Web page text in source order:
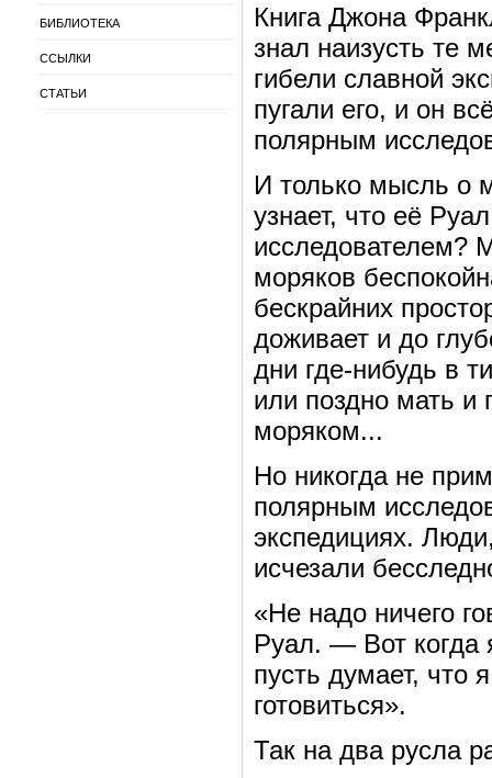
БИБЛИОТЕКА
ССЫЛКИ
СТАТЬИ
Книга Джона
знал наизусть те
гибели славной
пугали его, и он
полярным
И только мысль о
узнает, что её
исследователем?
моряков
бескрайних
доживает и до
дни где-нибудь в
или поздно мать и
моряком...
Но никогда не
полярным
экспедициях.
исчезали
«Не надо ничего
Руал. — Вот когда
пусть думает, что
готовиться».
Так на два русла